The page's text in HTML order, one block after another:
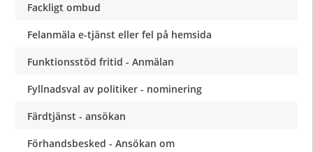
Fackligt ombud
Felanmäla e-tjänst eller fel på hemsida
Funktionsstöd fritid - Anmälan
Fyllnadsval av politiker - nominering
Färdtjänst - ansökan
Förhandsbesked - Ansökan om